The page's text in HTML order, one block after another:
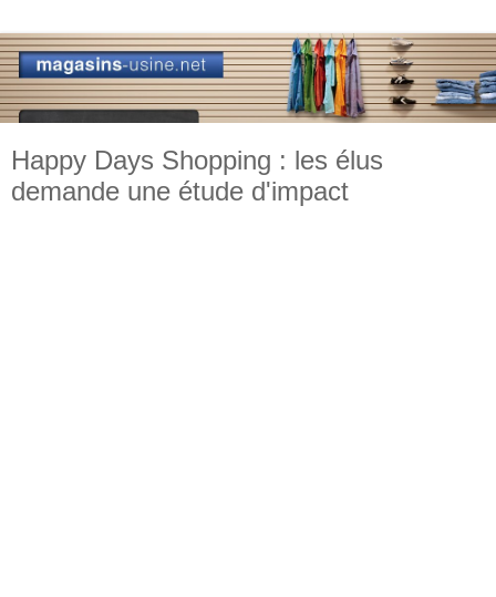
Happy Days Shopping : les élus
demande une étude d'impact